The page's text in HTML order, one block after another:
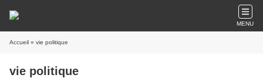
MENU
Accueil » vie politique
vie politique